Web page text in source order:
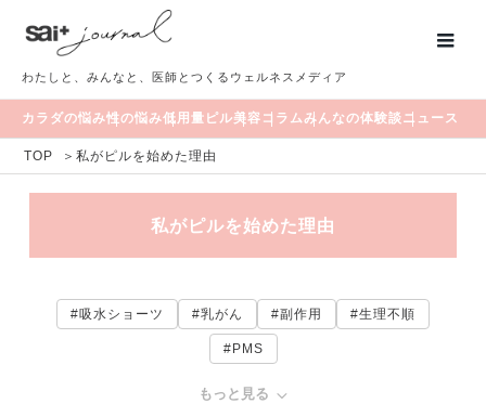
わたしと、みんなと、医師とつくるウェルネスメディア
カラダの悩み性の悩み低用量ピル美容 コラムみんなの体験談ニュース
TOP ＞私がピルを始めた理由
私がピルを始めた理由
#吸水ショーツ #乳がん #副作用 #生理不順
#PMS
もっと見る